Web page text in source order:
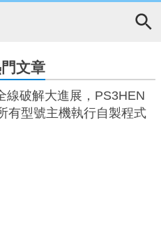
文章
線破解大進展，PS3HEN
有型號主機執行自製程式